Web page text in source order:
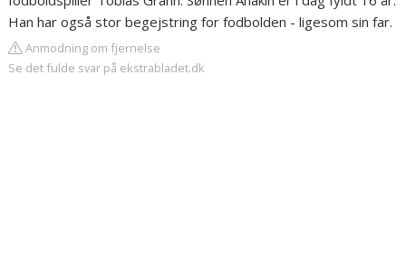
Han har også stor begejstring for fodbolden - ligesom sin far.
Anmodning om fjernelse
Se det fulde svar på ekstrabladet.dk